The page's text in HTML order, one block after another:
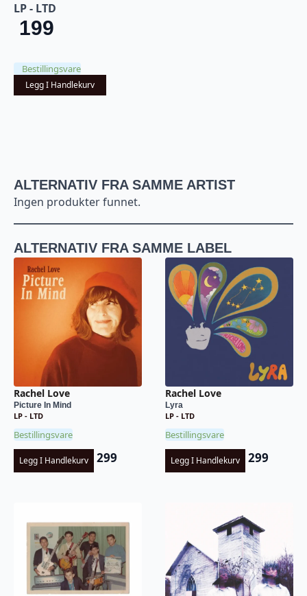
LP - LTD
199
Bestillingsvare
Legg I Handlekurv
ALTERNATIV FRA SAMME ARTIST
Ingen produkter funnet.
ALTERNATIV FRA SAMME LABEL
Rachel Love
Picture In Mind
LP - LTD
Bestillingsvare
Legg I Handlekurv 299
Rachel Love
Lyra
LP - LTD
Bestillingsvare
Legg I Handlekurv 299